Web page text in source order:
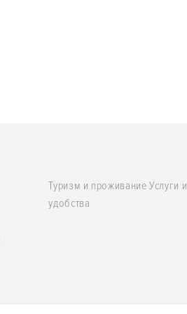
Туризм и проживание Услуги и
удобства